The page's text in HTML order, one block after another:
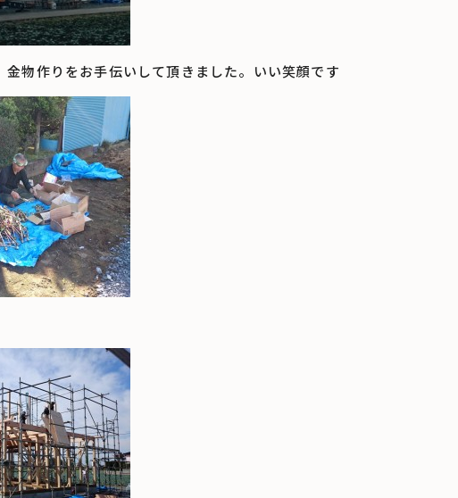
金物作りをお手伝いして頂きました。いい笑顔です